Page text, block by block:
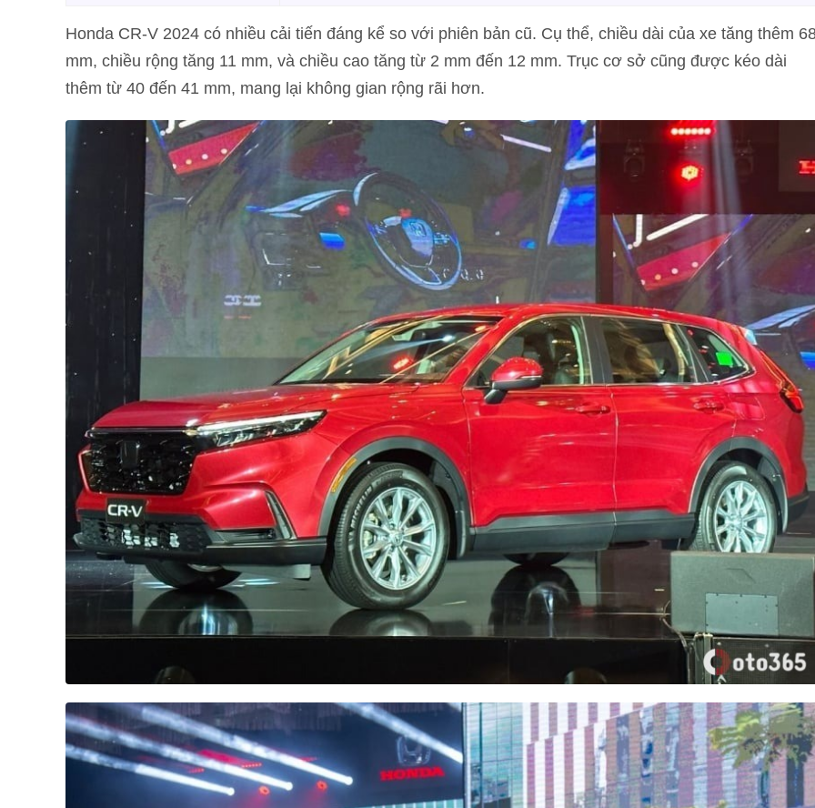
Honda CR-V 2024 có nhiều cải tiến đáng kể so với phiên bản cũ. Cụ thể, chiều dài của xe tăng thêm
mm, chiều rộng tăng 11 mm, và chiều cao tăng từ 2 mm đến 12 mm. Trục cơ sở cũng được kéo dài
thêm từ 40 đến 41 mm, mang lại không gian rộng rãi hơn.